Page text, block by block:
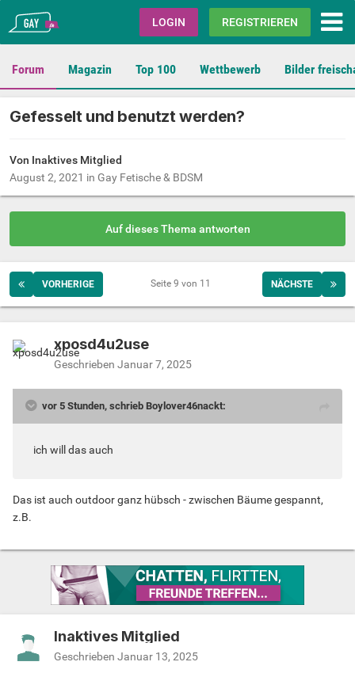
Gay.de LOGIN REGISTRIEREN
Forum Magazin Top 100 Wettbewerb Bilder
Gefesselt und benutzt werden?
Von Inaktives Mitglied
August 2, 2021 in Gay Fetische & BDSM
Auf dieses Thema antworten
VORHERIGE NÄCHSTE
Seite 9 von 11
xposd4u2use
Geschrieben Januar 7, 2025
vor 5 Stunden, schrieb Boylover46nackt:
ich will das auch
Das ist auch outdoor ganz hübsch - zwischen Bäume gespannt,
z.B.
Inaktives Mitglied
Geschrieben Januar 13, 2025